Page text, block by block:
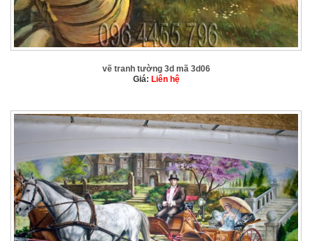
vẽ tranh tường 3d mã 3d06
Giá: Liên hệ